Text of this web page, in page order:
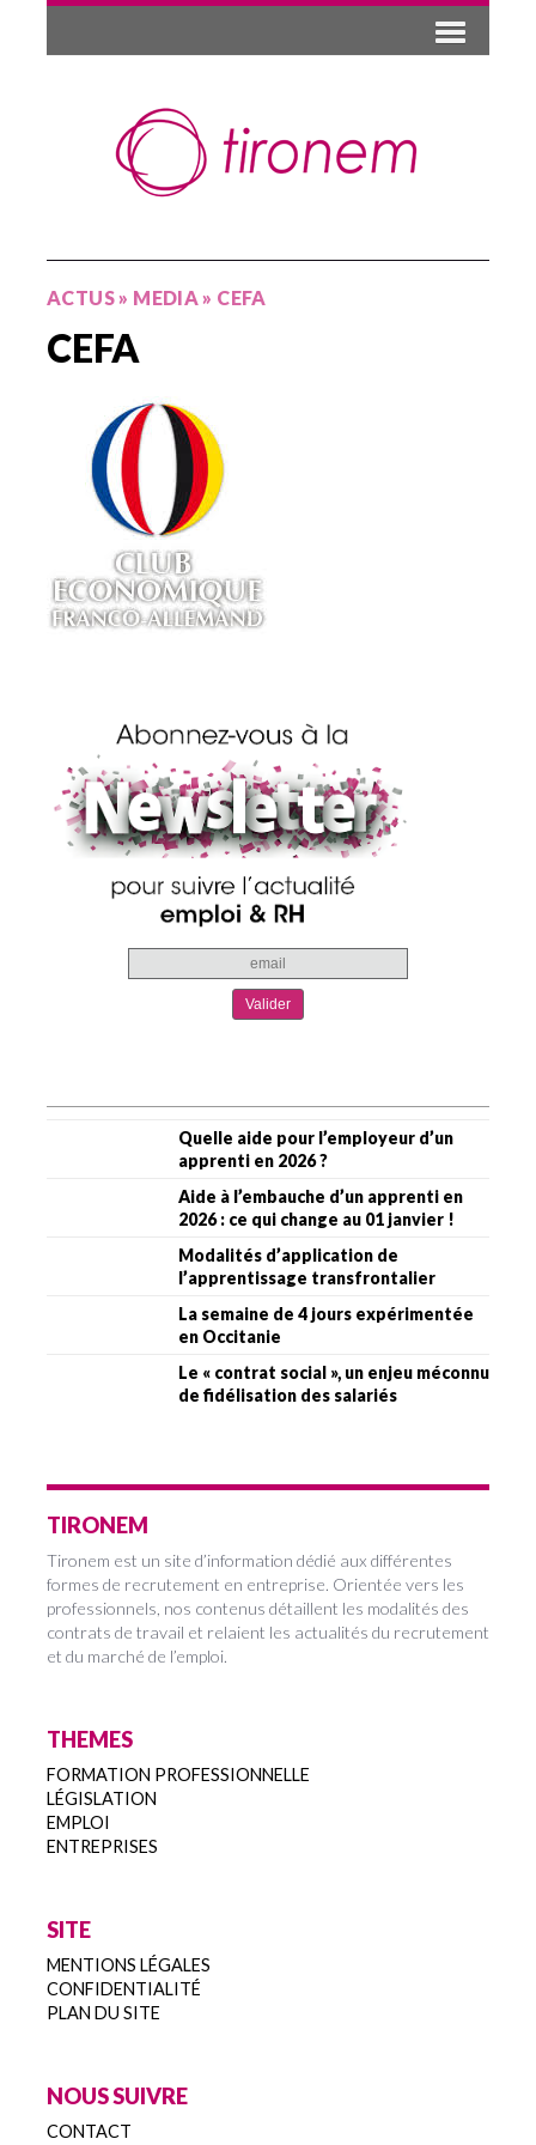
ACTUS» MEDIA» CEFA
CEFA
Quelle aide pour l’employeur d’un
apprenti en 2026 ?
Aide à l’embauche d’un apprenti en
2026 : ce qui change au 01 janvier !
Modalités d’application de
l’apprentissage transfrontalier
La semaine de 4 jours expérimentée
en Occitanie
Le « contrat social », un enjeu méconnu
de fidélisation des salariés
TIRONEM
Tironem est un site d’information dédié aux différentes
formes de recrutement en entreprise. Orientée vers les
professionnels, nos contenus détaillent les modalités des
contrats de travail et relaient les actualités du recrutement
et du marché de l’emploi.
THEMES
FORMATION PROFESSIONNELLE
LÉGISLATION
EMPLOI
ENTREPRISES
SITE
MENTIONS LÉGALES
CONFIDENTIALITÉ
PLAN DU SITE
NOUS SUIVRE
CONTACT